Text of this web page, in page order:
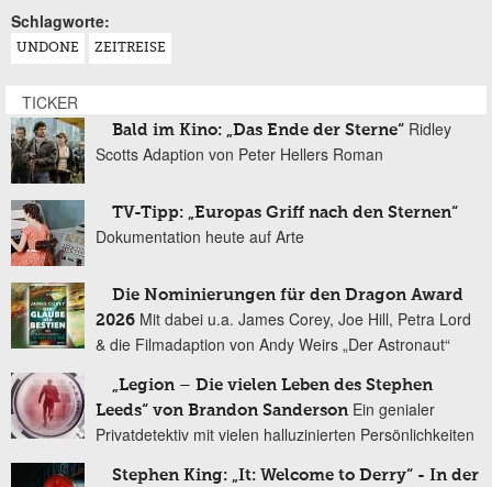
Schlagworte:
UNDONE ZEITREISE
TICKER
Bald im Kino: „Das Ende der Sterne“ Ridley
Scotts Adaption von Peter Hellers Roman
TV-Tipp: „Europas Griff nach den Sternen“
Dokumentation heute auf Arte
Die Nominierungen für den Dragon Award
2026 Mit dabei u.a. James Corey, Joe Hill, Petra Lord
& die Filmadaption von Andy Weirs „Der Astronaut“
„Legion – Die vielen Leben des Stephen
Leeds“ von Brandon Sanderson Ein genialer
Privatdetektiv mit vielen halluzinierten Persönlichkeiten
Stephen King: „It: Welcome to Derry“ - In der